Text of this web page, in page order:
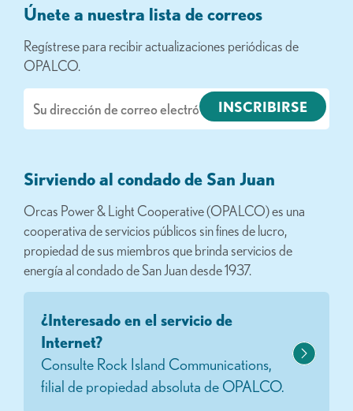
Únete a nuestra lista de correos
Regístrese para recibir actualizaciones periódicas de
OPALCO.
electrónico
Sirviendo al condado de San Juan
Orcas Power & Light Cooperative (OPALCO) es una
cooperativa de servicios públicos sin fines de lucro,
propiedad de sus miembros que brinda servicios de
energía al condado de San Juan desde 1937.
¿Interesado en el servicio de
Internet?
Consulte Rock Island Communications,
filial de propiedad absoluta de OPALCO.